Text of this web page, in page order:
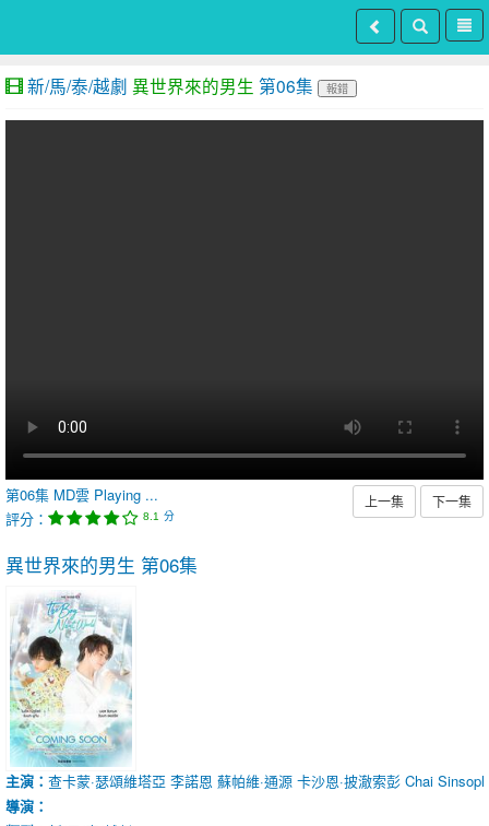
新/馬/泰/越劇 異世界來的男生 第06集 報錯
第06集 MD雲 Playing ...
評分：
8.1 分
上一集 下一集
異世界來的男生 第06集
主演： 查卡蒙·瑟頌維塔亞 李諾恩 蘇帕維·通源 卡沙恩·披澈索彭 Chai
導演：